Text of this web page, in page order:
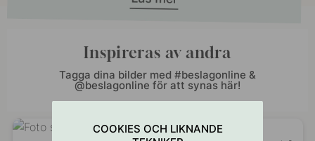
Inspireras av andra
Tagga dina bilder med #beslagonline &
@beslagonline för att synas här!
COOKIES OCH LIKNANDE